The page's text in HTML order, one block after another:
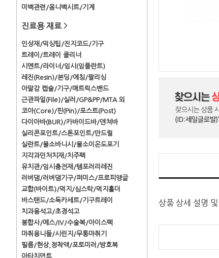
미백관련/옴니백시트/기계
진료용 재료 >
인상재/믹싱팁/진지코드/기구
트레이/트레이 클리너
시멘트/라이너/임시(임플란트)
레진(Resin)/본딩/에칭/팔리싱
아말감 캡슐/기구/매트릭스밴드
근관파일(File)/실러/GP&PP/MTA 외
코아(Core)/핀(Pin)/포스트(Post)
다이아바(BUR)/카바이드바/덴쳐바
실리콘포인트/스톤포인트/만드릴
실란트/불소바니시/불소이온도포기
지각과민처치재/치주팩
유치관/임시충전재/템포러리레진
러버댐/러버댐기구/퍼미스/프로피앵글
교합(바이트)/먹지/심스탁/먹지홀더
바스탠드/소독카세트/기구트레이
치과용석고/초경석고
봉합사/메스/IV/수술복/아이스팩
마취용니들/시린지/무통마취기
필름/현상,정착액/포토미러/방호복
아타치먼트
상품 상세 설명